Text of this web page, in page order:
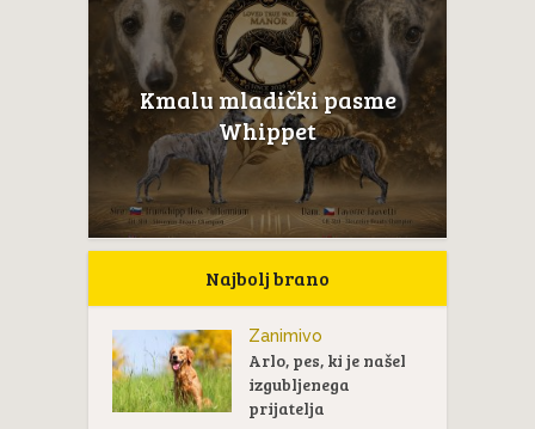
Kmalu mladički pasme
Whippet
Najbolj brano
Zanimivo
Arlo, pes, ki je našel
izgubljenega
prijatelja